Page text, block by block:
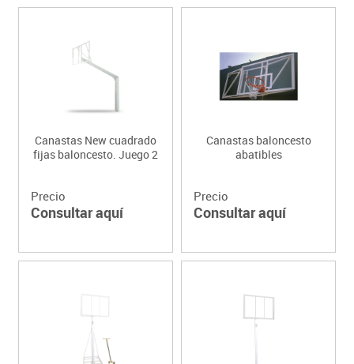
Canastas New cuadrado
fijas baloncesto. Juego 2
Precio
Consultar aquí
Canastas baloncesto
abatibles
Precio
Consultar aquí